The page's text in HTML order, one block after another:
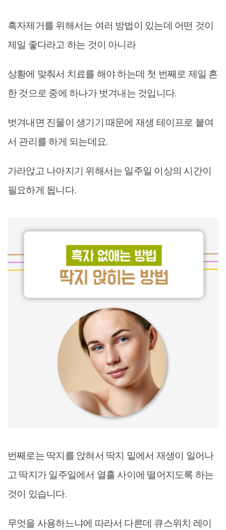
흑자제거를 위해서는 여러 방법이 있는데 어떤 것이
제일 좋다라고 하는 것이 아니라
상황에 맞춰서 치료를 해야 하는데 첫 번째로 제일 흔
한 것으로 중에 하나가 벗겨내는 것입니다.
벗겨내면 진물이 생기기 때문에 재생 테이프로 붙여
서 관리를 하게 되는데요.
가라앉고 나아지기 위해서는 일주일 이상의 시간이
필요하게 됩니다.
번째로는 딱지를 앉혀서 딱지 밑에서 재생이 일어나
고 딱지가 일주일에서 열흘 사이에 떨어지도록 하는
것이 있습니다.
무엇을 사용하느냐에 따라서 다른데 큐스위치 레이